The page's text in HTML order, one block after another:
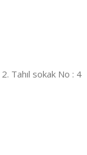
Tahıl sokak No : 4